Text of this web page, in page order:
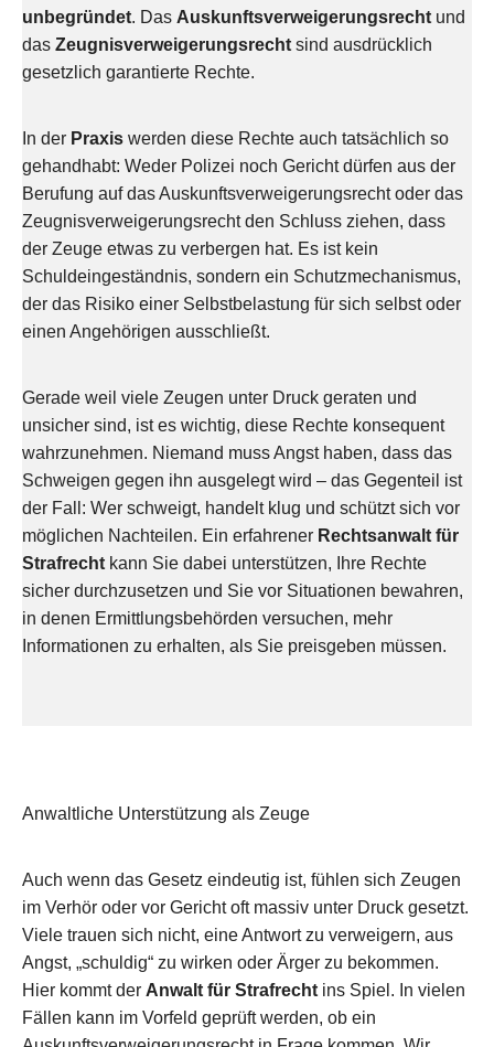
unbegründet. Das Auskunftsverweigerungsrecht und
das Zeugnisverweigerungsrecht sind ausdrücklich
gesetzlich garantierte Rechte.
In der Praxis werden diese Rechte auch tatsächlich so
gehandhabt: Weder Polizei noch Gericht dürfen aus der
Berufung auf das Auskunftsverweigerungsrecht oder das
Zeugnisverweigerungsrecht den Schluss ziehen, dass
der Zeuge etwas zu verbergen hat. Es ist kein
Schuldeingeständnis, sondern ein Schutzmechanismus,
der das Risiko einer Selbstbelastung für sich selbst oder
einen Angehörigen ausschließt.
Gerade weil viele Zeugen unter Druck geraten und
unsicher sind, ist es wichtig, diese Rechte konsequent
wahrzunehmen. Niemand muss Angst haben, dass das
Schweigen gegen ihn ausgelegt wird – das Gegenteil ist
der Fall: Wer schweigt, handelt klug und schützt sich vor
möglichen Nachteilen. Ein erfahrener Rechtsanwalt für
Strafrecht kann Sie dabei unterstützen, Ihre Rechte
sicher durchzusetzen und Sie vor Situationen bewahren,
in denen Ermittlungsbehörden versuchen, mehr
Informationen zu erhalten, als Sie preisgeben müssen.
Anwaltliche Unterstützung als Zeuge
Auch wenn das Gesetz eindeutig ist, fühlen sich Zeugen
im Verhör oder vor Gericht oft massiv unter Druck gesetzt.
Viele trauen sich nicht, eine Antwort zu verweigern, aus
Angst, „schuldig“ zu wirken oder Ärger zu bekommen.
Hier kommt der Anwalt für Strafrecht ins Spiel. In vielen
Fällen kann im Vorfeld geprüft werden, ob ein